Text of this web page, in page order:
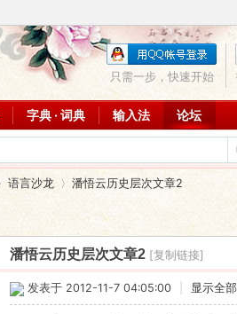
只需一步，快速开始
字典 · 词典 输入法 论坛
语言沙龙
›
潘悟云历史层次文章2
潘悟云历史层次文章2 [复制链接]
发表于 2012-11-7 04:05:00 显示全